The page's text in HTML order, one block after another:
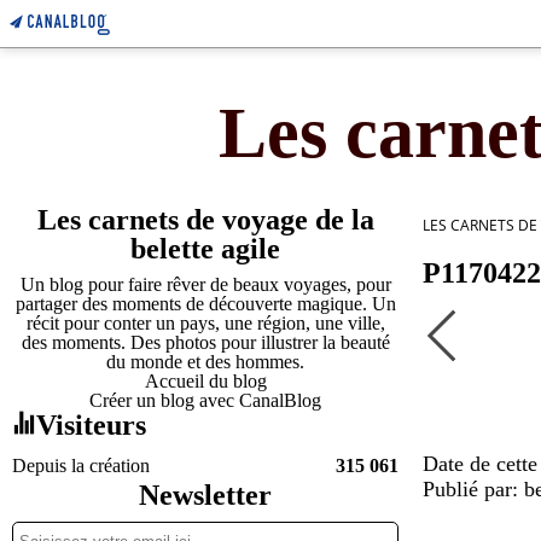
Les
Les carnets de voyage de la
belette agile
Un blog pour faire rêver de beaux voyages, pour
partager des moments de découverte magique. Un
récit pour conter un pays, une région, une ville,
des moments. Des photos pour illustrer la beauté
du monde et des hommes.
Accueil du blog
Créer un blog avec CanalBlog
Visiteurs
Depuis la création 315 061
Newsletter
LES CARNETS
P1170422
Date de
Publié par: